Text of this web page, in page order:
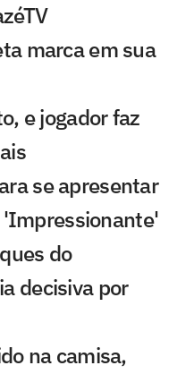
marca em sua
e jogador faz
se apresentar
'Impressionante'
do
decisiva por
na camisa,